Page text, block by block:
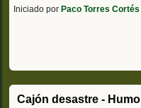
Iniciado por Paco Torres Cortés
Cajón desastre -